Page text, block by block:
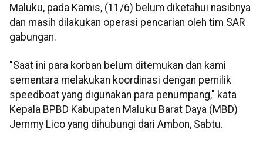
Maluku, pada Kamis, (11/6) belum diketahui nasibnya
dan masih dilakukan operasi pencarian oleh tim SAR
gabungan.
"Saat ini para korban belum ditemukan dan kami
sementara melakukan koordinasi dengan pemilik
speedboat yang digunakan para penumpang," kata
Kepala BPBD Kabupaten Maluku Barat Daya (MBD)
Jemmy Lico yang dihubungi dari Ambon, Sabtu.